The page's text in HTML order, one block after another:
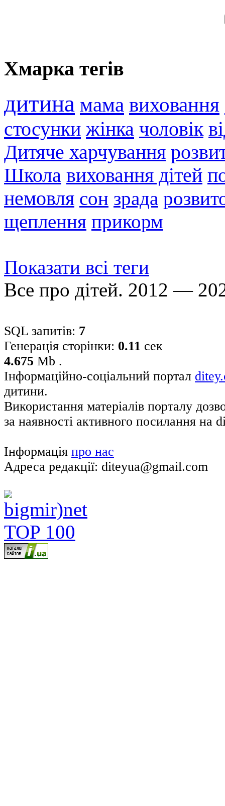
Хмарка тегів
дитина мама виховання
стосунки жінка чоловік
Дитяче харчування
Школа виховання дітей
немовля сон зрада
щеплення прикорм
Показати всі теги
Все про дітей. 2012 —
SQL запитів: 7
Генерація сторінки: 0.11 сек
4.675 Mb .
Інформаційно-соціальний портал
дитини.
Використання матеріалів порталу
за наявності активного посилання на
Інформація про нас
Адреса редакції: diteyua@gmail.com